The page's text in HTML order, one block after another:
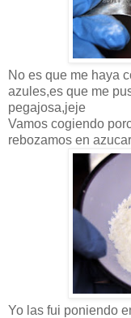
No es que me haya
azules,es que me
pegajosa,jeje
Vamos cogiendo
rebozamos en
Yo las fui poniendo